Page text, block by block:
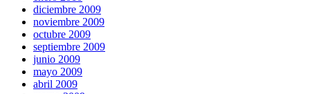
diciembre 2009
noviembre 2009
octubre 2009
septiembre 2009
junio 2009
mayo 2009
abril 2009